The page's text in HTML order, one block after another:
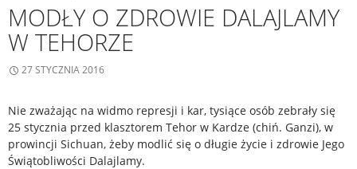
MODŁY O ZDROWIE DALAJLAMY
W TEHORZE
27 STYCZNIA 2016
Nie zważając na widmo represji i kar, tysiące osób zebrały się
25 stycznia przed klasztorem Tehor w Kardze (chiń. Ganzi), w
prowincji Sichuan, żeby modlić się o długie życie i zdrowie Jego
Świątobliwości Dalajlamy.